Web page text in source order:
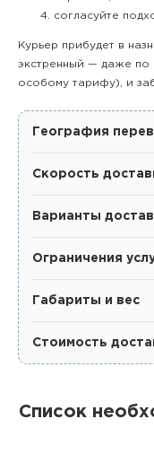
согласуйте
Курьер прибудет в
экстренный — даже по
особому тарифу), и
География
Скорость
Варианты
Ограничения
Габариты и вес
Стоимость
Список